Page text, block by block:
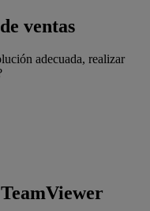
ventas
adecuada, realizar